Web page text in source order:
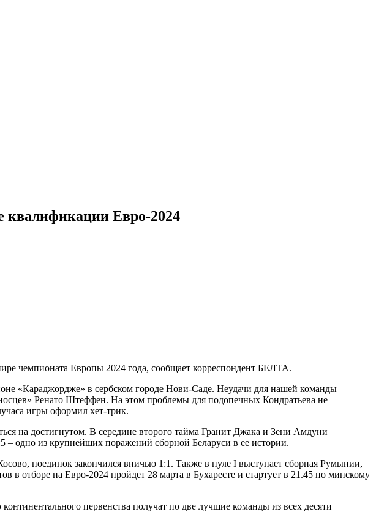
квалификации Евро-2024
чемпионата Европы 2024 года, сообщает корреспондент БЕЛТА.
«Караджордже» в сербском городе Нови-Саде. Неудачи для нашей команды
Ренато Штеффен. На этом проблемы для подопечных Кондратьева не
игры оформил хет-трик.
на достигнутом. В середине второго тайма Гранит Джака и Зени Амдуни
– одно из крупнейших поражений сборной Беларуси в ее истории.
поединок закончился вничью 1:1. Также в пуле I выступает сборная Румынии,
отборе на Евро-2024 пройдет 28 марта в Бухаресте и стартует в 21.45 по минскому
первенства получат по две лучшие команды из всех десяти